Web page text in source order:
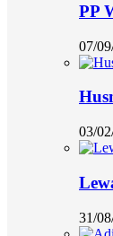
PP
07/
03/
31/